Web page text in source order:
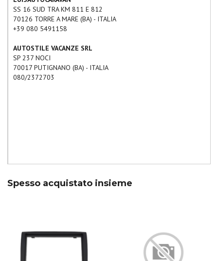
SS 16 SUD TRA KM 811 E 812
70126 TORRE A MARE (BA) - ITALIA
+39 080 5491158
AUTOSTILE VACANZE SRL
SP 237 NOCI
70017 PUTIGNANO (BA) - ITALIA
080/2372703
Spesso acquistato insieme